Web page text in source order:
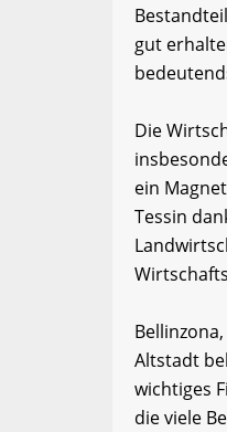
gut
Die
ein
Tessin
Altstadt
wichtiges
die viele